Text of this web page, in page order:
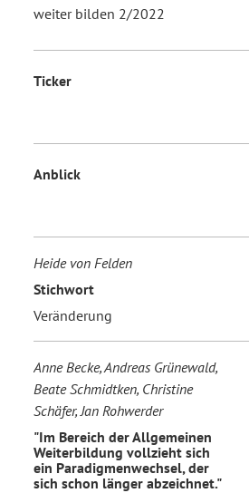
weiter bilden 2/2022
Ticker
Anblick
Heide von Felden
Stichwort
Veränderung
Anne Becke, Andreas Grünewald,
Beate Schmidtken, Christine
Schäfer, Jan Rohwerder
"Im Bereich der Allgemeinen
Weiterbildung vollzieht sich
ein Paradigmenwechsel, der
sich schon länger abzeichnet."